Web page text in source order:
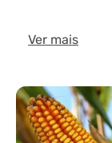
Ver mais